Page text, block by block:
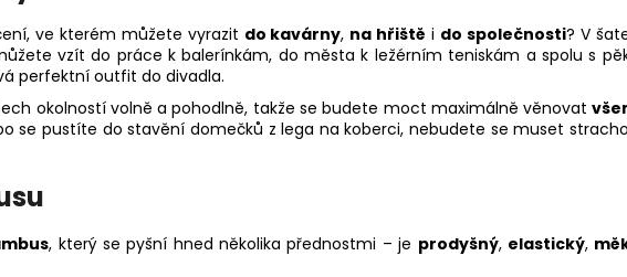
ve kterém můžete vyrazit do kavárny, na hřiště i do společnosti? V
vzít do práce k balerínkám, do města k ležérním teniskám a spolu s
perfektní outfit do divadla.
okolností volně a pohodlně, takže se budete moct maximálně věnovat
se pustíte do stavění domečků z lega na koberci, nebudete se muset
, který se pyšní hned několika přednostmi – je prodyšný, elastický,